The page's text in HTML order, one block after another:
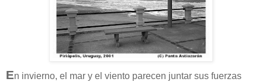
En invierno, el mar y el viento parecen juntar sus fuerzas